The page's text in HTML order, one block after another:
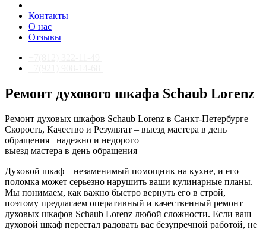
Контакты
О нас
Отзывы
Ремонт духового шкафа Schaub Lorenz
Ремонт духовых шкафов Schaub Lorenz в Санкт-Петербурге
Скорость, Качество и Результат – выезд мастера в день
обращения
надежно и недорого
выезд мастера в день обращения
Духовой шкаф – незаменимый помощник на кухне, и его
поломка может серьезно нарушить ваши кулинарные планы.
Мы понимаем, как важно быстро вернуть его в строй,
поэтому предлагаем оперативный и качественный ремонт
духовых шкафов Schaub Lorenz любой сложности. Если ваш
духовой шкаф перестал радовать вас безупречной работой, не